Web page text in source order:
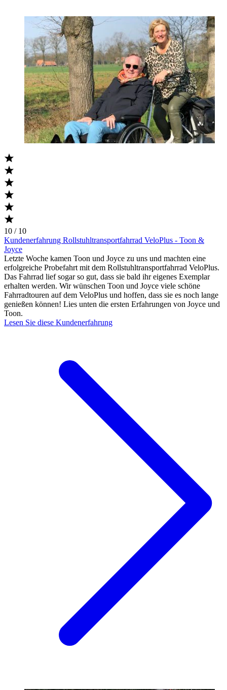
10 / 10
Kundenerfahrung Rollstuhltransportfahrrad VeloPlus - Toon &
Joyce
Letzte Woche kamen Toon und Joyce zu uns und machten eine
erfolgreiche Probefahrt mit dem Rollstuhltransportfahrrad VeloPlus.
Das Fahrrad lief sogar so gut, dass sie bald ihr eigenes Exemplar
erhalten werden. Wir wünschen Toon und Joyce viele schöne
Fahrradtouren auf dem VeloPlus und hoffen, dass sie es noch lange
genießen können! Lies unten die ersten Erfahrungen von Joyce und
Toon.
Lesen Sie diese Kundenerfahrung